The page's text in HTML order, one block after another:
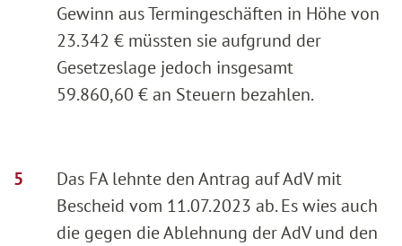
Gewinn aus Termingeschäften in Höhe von
23.342 € müssten sie aufgrund der
Gesetzeslage jedoch insgesamt
59.860,60 € an Steuern bezahlen.
Das FA lehnte den Antrag auf AdV mit
Bescheid vom 11.07.2023 ab. Es wies auch
die gegen die Ablehnung der AdV und den